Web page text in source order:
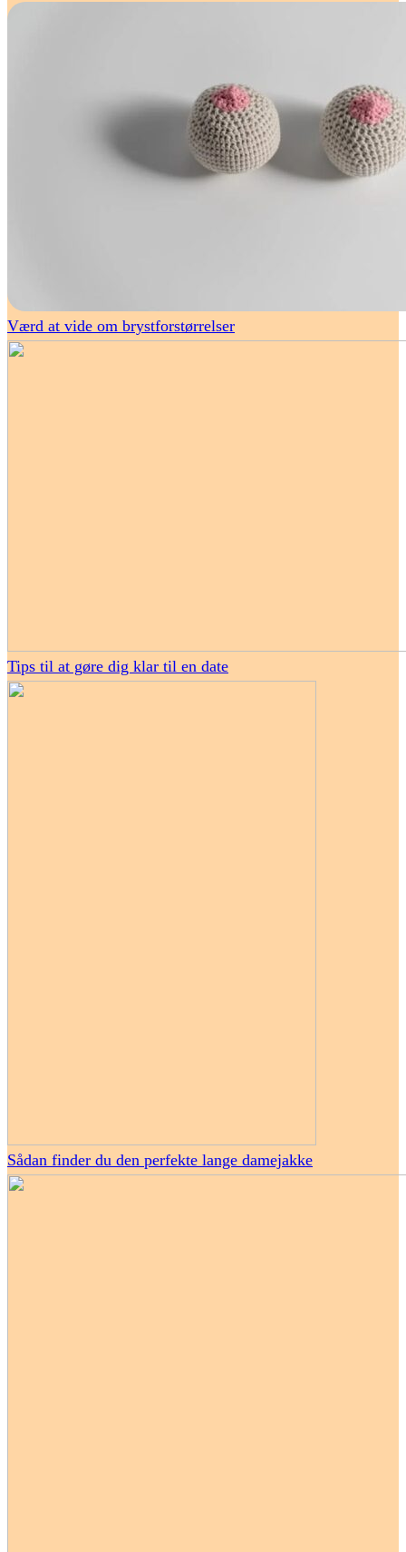
Værd at vide om brystforstørrelser
Tips til at gøre dig klar til en date
Sådan finder du den perfekte lange damejakke